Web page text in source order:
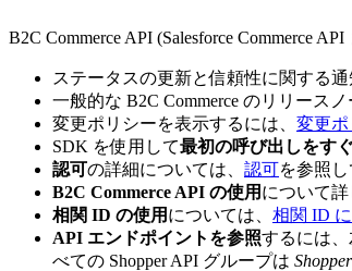
B2C Commerce API (Salesforce Commerce
ステータスの更新と信頼性に関する通
一般的な B2C Commerce のリリースノ
変更ポリシーを表示するには、 変更
SDK を使用して最初の呼び出しをす
認可の詳細については、 認可を参照し
B2C Commerce API の使用 について詳
相関 ID の使用 については、 相関 ID
API エンドポイントを参照するには、
べての Shopper API グループは Shopper